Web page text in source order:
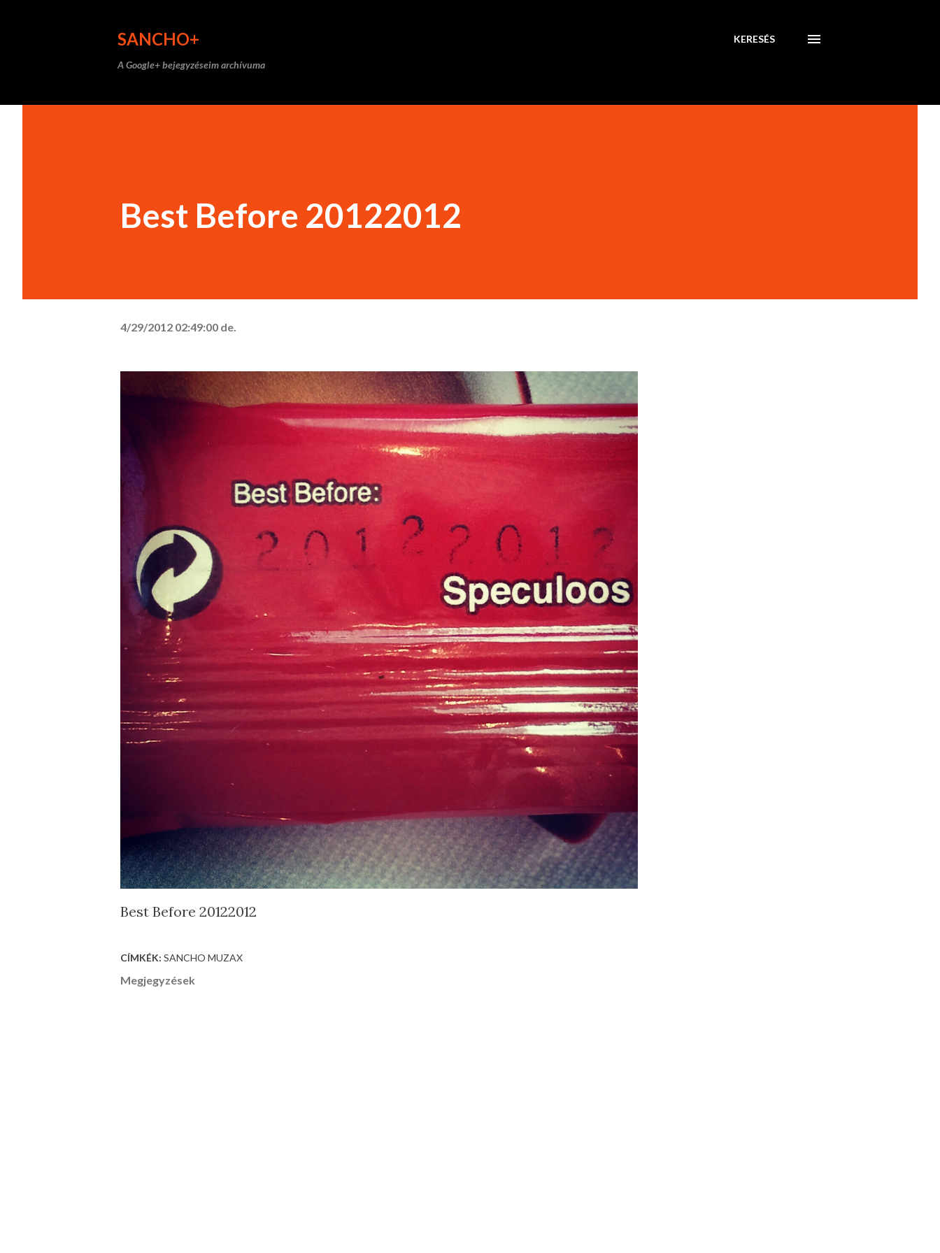
SANCHO+
A Google+ bejegyzéseim archívuma
KERESÉS
Best Before 20122012
4/29/2012 02:49:00 de.
Best Before 20122012
CÍMKÉK: SANCHO MUZAX
Megjegyzések